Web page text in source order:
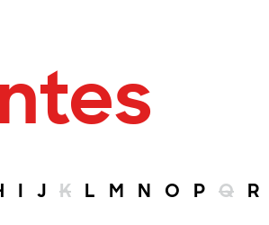
I J K L M N O P Q R